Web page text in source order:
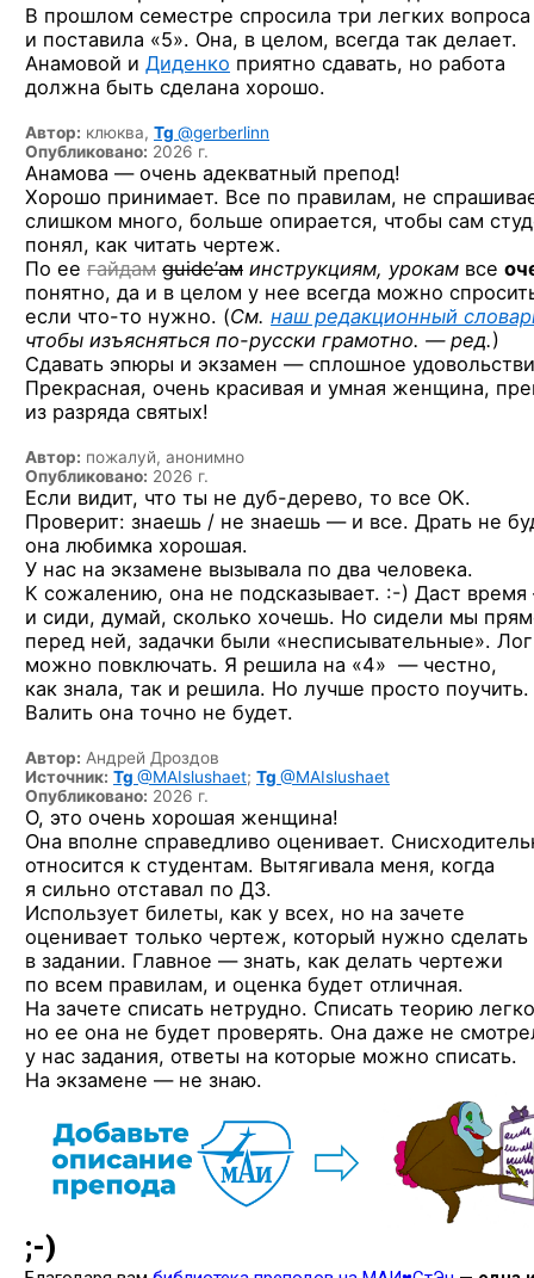
В прошлом семестре спросила три легких вопроса
и поставила «5». Она, в целом, всегда так делает.
Анамовой и Диденко приятно сдавать, но работа
должна быть сделана хорошо.
Автор: клюква, Tg @gerberlinn
Опубликовано: 2026 г.
Анамова — очень адекватный препод!
Хорошо принимает. Все по правилам, не
слишком много, больше опирается, чтобы сам
понял, как читать чертеж.
По ее гайдам guide’ам инструкциям, урокам все
понятно, да и в целом у нее всегда можно
если что-то нужно. (См. наш редакционный
чтобы изъясняться по-русски грамотно. — ред.)
Сдавать эпюры и экзамен — сплошное
Прекрасная, очень красивая и умная женщина,
из разряда святых!
Автор: пожалуй, анонимно
Опубликовано: 2026 г.
Если видит, что ты не дуб-дерево, то все OK.
Проверит: знаешь / не знаешь — и все. Драть не
она любимка хорошая.
У нас на экзамене вызывала по два человека.
К сожалению, она не подсказывает. :-) Даст
и сиди, думай, сколько хочешь. Но сидели мы
перед ней, задачки были «несписывательные».
можно повключать. Я решила на «4» — честно,
как знала, так и решила. Но лучше просто поучить.
Валить она точно не будет.
Автор: Андрей Дроздов
Источник: Tg @MAIslushaet; Tg @MAIslushaet
Опубликовано: 2026 г.
О, это очень хорошая женщина!
Она вполне справедливо оценивает.
относится к студентам. Вытягивала меня, когда
я сильно отставал по ДЗ.
Использует билеты, как у всех, но на зачете
оценивает только чертеж, который нужно сделать
в задании. Главное — знать, как делать чертежи
по всем правилам, и оценка будет отличная.
На зачете списать нетрудно. Списать теорию
но ее она не будет проверять. Она даже не
у нас задания, ответы на которые можно списать.
На экзамене — не знаю.